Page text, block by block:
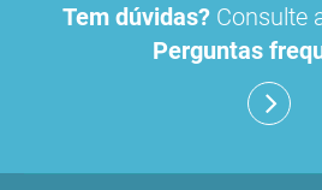
Tem dúvidas? Consulte
Perguntas